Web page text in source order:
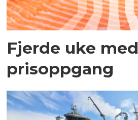
Fjerde uke med
prisoppgang